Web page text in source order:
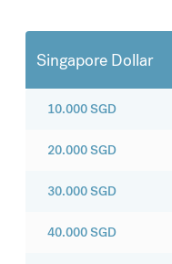
Singapore Dollar
10.000SGD
20.000SGD
30.000SGD
40.000SGD